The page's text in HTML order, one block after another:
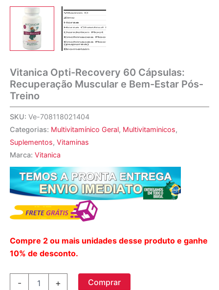
Vitanica Opti-Recovery 60 Cápsulas:
Recuperação Muscular e Bem-Estar Pós-
Treino
SKU: Ve-708118021404
Categorias: Multivitamínico Geral, Multivitaminicos,
Suplementos, Vitaminas
Marca: Vitanica
Compre 2 ou mais unidades desse produto e ganhe
10% de desconto.
- + Comprar